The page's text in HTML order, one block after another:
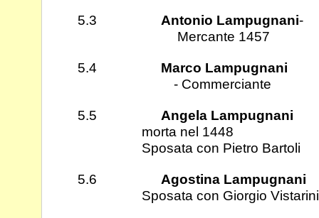
5.3 Antonio Lampugnani-
Mercante 1457
5.4 Marco Lampugnani
- Commerciante
5.5 Angela Lampugnani
morta nel 1448
Sposata con Pietro Bartoli
5.6 Agostina Lampugnani
Sposata con Giorgio Vistarini